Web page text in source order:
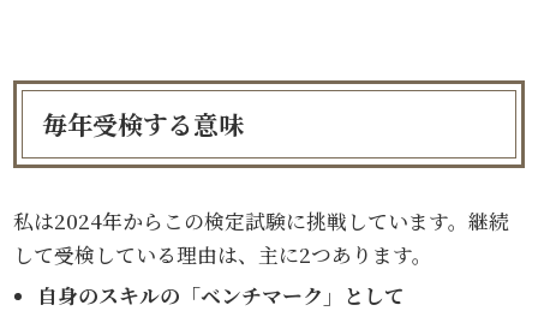
毎年受検する意味
私は2024年からこの検定試験に挑戦しています。継続
して受検している理由は、主に2つあります。
自身のスキルの「ベンチマーク」として